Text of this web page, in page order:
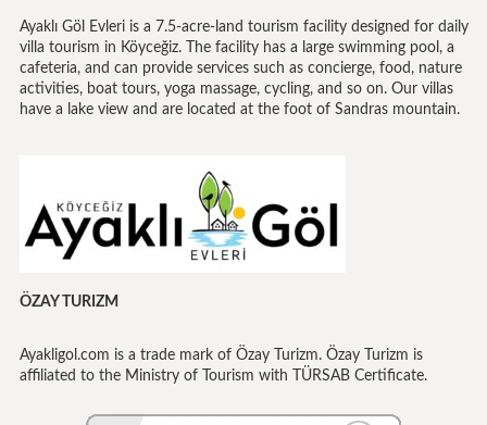
Ayaklı Göl Evleri is a 7.5-acre-land tourism facility designed for daily
villa tourism in Köyceğiz. The facility has a large swimming pool, a
cafeteria, and can provide services such as concierge, food, nature
activities, boat tours, yoga massage, cycling, and so on. Our villas
have a lake view and are located at the foot of Sandras mountain.
ÖZAY TURIZM
Ayakligol.com is a trade mark of Özay Turizm. Özay Turizm is
affiliated to the Ministry of Tourism with TÜRSAB Certificate.